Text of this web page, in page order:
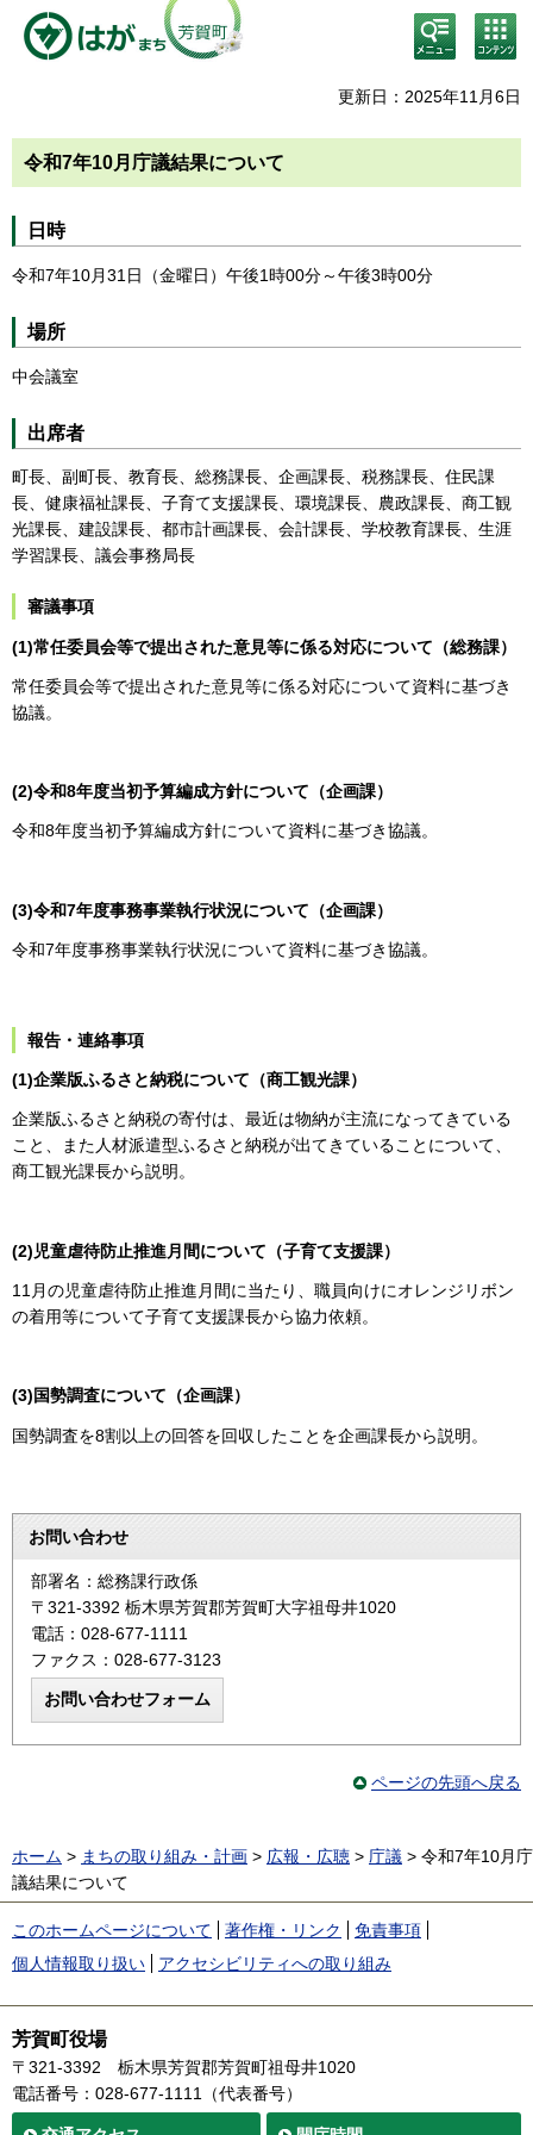
検
索・
メニ
コン
テン
ニュ
更新日：2025年11月6日
令和7年10月庁議結果について
日時
令和7年10月31日（金曜日）午後1時00分～午後3時00分
場所
中会議室
出席者
町長、副町長、教育長、総務課長、企画課長、税務課長、住民課
長、健康福祉課長、子育て支援課長、環境課長、農政課長、商工観
光課長、建設課長、都市計画課長、会計課長、学校教育課長、生涯
学習課長、議会事務局長
審議事項
(1)常任委員会等で提出された意見等に係る対応について（総務課）
常任委員会等で提出された意見等に係る対応について資料に基づき
協議。
(2)令和8年度当初予算編成方針について（企画課）
令和8年度当初予算編成方針について資料に基づき協議。
(3)令和7年度事務事業執行状況について（企画課）
令和7年度事務事業執行状況について資料に基づき協議。
報告・連絡事項
(1)企業版ふるさと納税について（商工観光課）
企業版ふるさと納税の寄付は、最近は物納が主流になってきている
こと、また人材派遣型ふるさと納税が出てきていることについて、
商工観光課長から説明。
(2)児童虐待防止推進月間について（子育て支援課）
11月の児童虐待防止推進月間に当たり、職員向けにオレンジリボン
の着用等について子育て支援課長から協力依頼。
(3)国勢調査について（企画課）
国勢調査を8割以上の回答を回収したことを企画課長から説明。
お問い合わせ
部署名：総務課行政係
〒321-3392 栃木県芳賀郡芳賀町大字祖母井1020
電話：028-677-1111
ファクス：028-677-3123
ページの先頭へ戻る
ホーム > まちの取り組み・計画 > 広報・広聴 > 庁議 > 令和7年10月庁
議結果について
このホームページについて 著作権・リンク
免責事項
個人情報取り扱い
アクセシビリティへの取り組み
芳賀町役場
〒321-3392
栃木県芳賀郡芳賀町祖母井1020
電話番号：028-677-1111（代表番号）